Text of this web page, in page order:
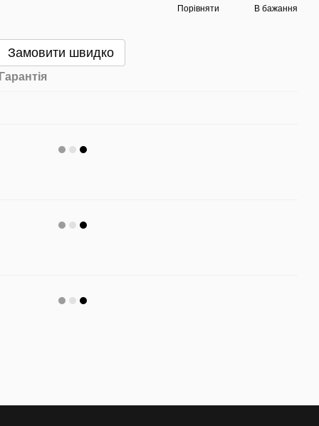
Порівняти В бажання
Замовити швидко
Гарантія